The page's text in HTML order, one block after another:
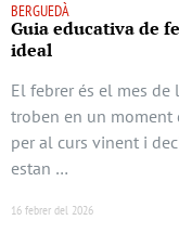
BERGUEDÀ
Guia educativa de
ideal
El febrer és el mes de
troben en un moment
per al curs vinent i
estan …
16 febrer del 2026